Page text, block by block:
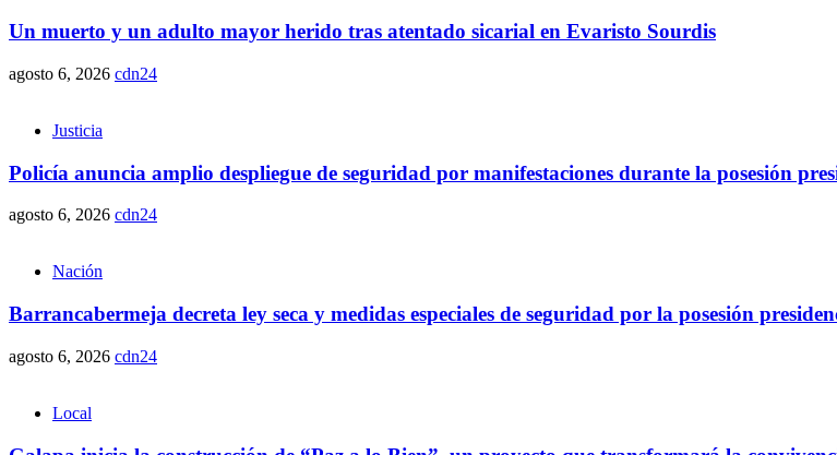
Un muerto y un adulto mayor herido tras atentado sicarial en Evaristo Sourdis
agosto 6, 2026 cdn24
Justicia
Policía anuncia amplio despliegue de seguridad por manifestaciones durante la posesión
agosto 6, 2026 cdn24
Nación
Barrancabermeja decreta ley seca y medidas especiales de seguridad por la posesión
agosto 6, 2026 cdn24
Local